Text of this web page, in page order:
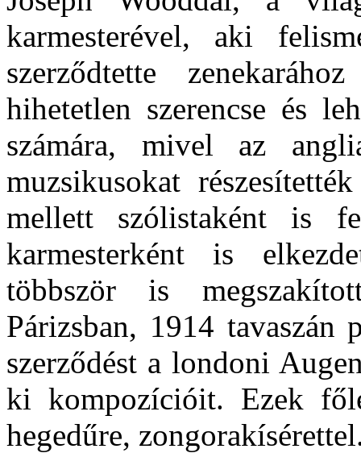
karmesterével, aki
szerződtette
hihetetlen szerencse és
számára, mivel az
muzsikusokat
mellett szólistaként is
karmesterként is
többször is
Párizsban, 1914
szerződést a londoni
ki kompozíci­óit. Ezek
hegedűre,